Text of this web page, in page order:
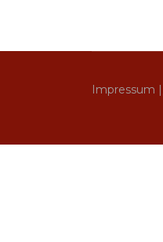
Impressum |